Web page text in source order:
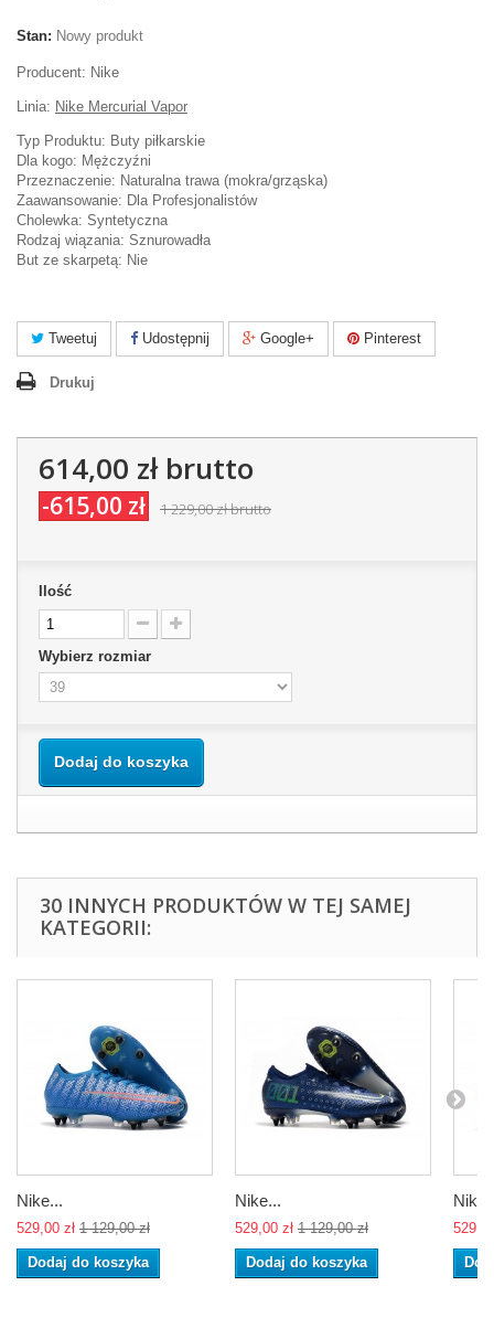
Stan: Nowy produkt
Producent: Nike
Linia: Nike Mercurial Vapor
Typ Produktu: Buty piłkarskie
Dla kogo: Mężczyźni
Przeznaczenie: Naturalna trawa (mokra/grząska)
Zaawansowanie: Dla Profesjonalistów
Cholewka: Syntetyczna
Rodzaj wiązania: Sznurowadła
But ze skarpetą: Nie
Tweetuj Udostępnij Google+ Pinterest
Drukuj
614,00 złbrutto
-615,00 zł 1 229,00 złbrutto
Ilość
Wybierz rozmiar
Dodaj do koszyka
30 INNYCH PRODUKTÓW W TEJ SAMEJ
KATEGORII:
Nike...
529,00 zł 1 129,00 zł
Dodaj do koszyka
Nike...
529,00 zł 1 129,00 zł
Dodaj do koszyka